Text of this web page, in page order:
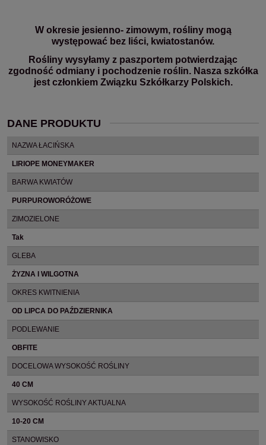
W okresie jesienno- zimowym, rośliny mogą
występować bez liści, kwiatostanów.
Rośliny wysyłamy z paszportem potwierdzając
zgodność odmiany i pochodzenie roślin. Nasza szkółka
jest członkiem Związku Szkółkarzy Polskich.
DANE PRODUKTU
NAZWA ŁACIŃSKA
LIRIOPE MONEYMAKER
BARWA KWIATÓW
PURPUROWORÓŻOWE
ZIMOZIELONE
Tak
GLEBA
ŻYZNA I WILGOTNA
OKRES KWITNIENIA
OD LIPCA DO PAŹDZIERNIKA
PODLEWANIE
OBFITE
DOCELOWA WYSOKOŚĆ ROŚLINY
40 CM
WYSOKOŚĆ ROŚLINY AKTUALNA
10-20 CM
STANOWISKO